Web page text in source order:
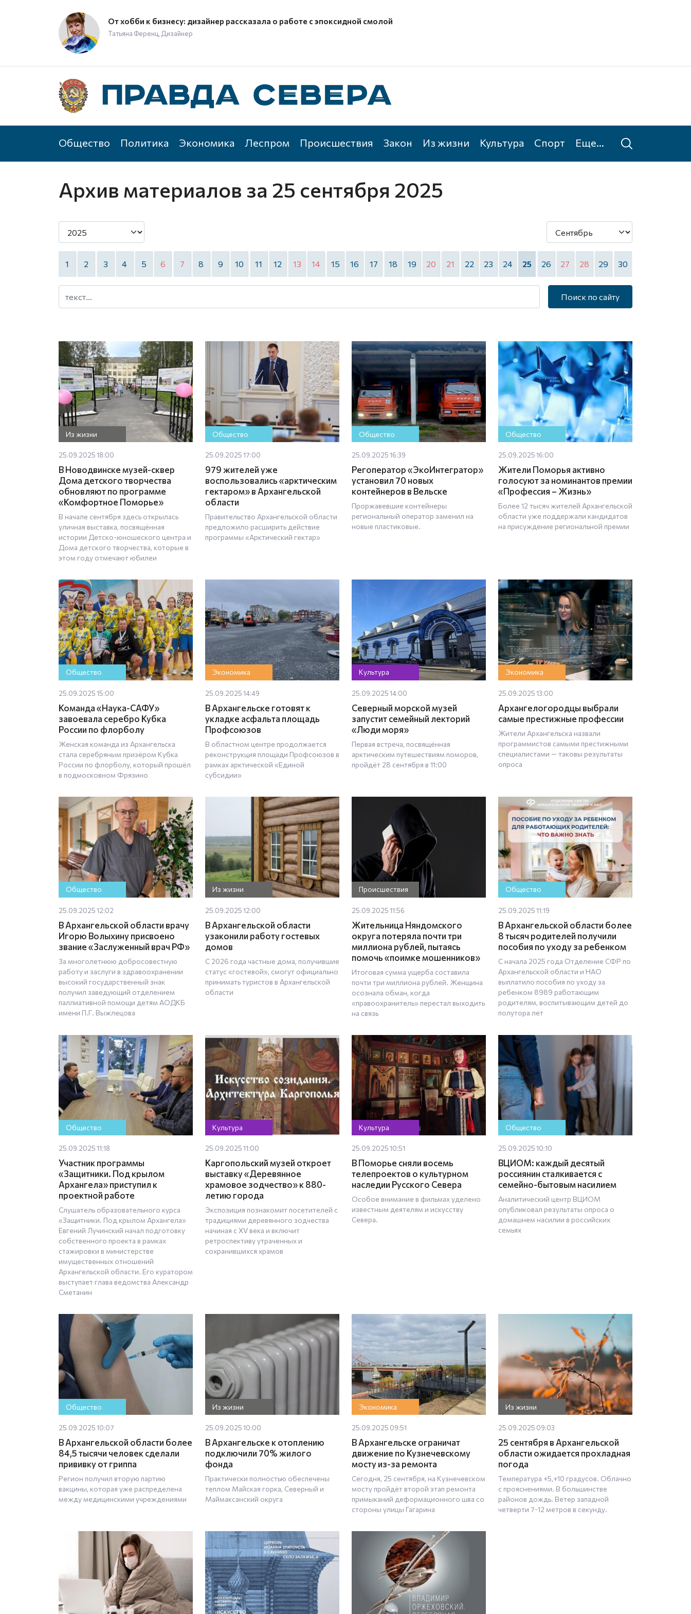
От хобби к бизнесу: дизайнер рассказала о работе с эпоксидной смолой
Татьяна Ференц, Дизайнер
Общество Политика Экономика Леспром Происшествия Закон Из жизни Культура Спорт Еще...
Архив материалов за 25 сентября 2025
1 2 3 4 5 6 7 8 9 10 11 12 13 14 15 16 17 18 19 20 21 22 23 24 25 26 27 28 29 30
Поиск по сайту
Из жизни
25.09.2025 18:00
В Новодвинске музей-сквер
Дома детского творчества
обновляют по программе
«Комфортное Поморье»
В начале сентября здесь открылась
уличная выставка, посвящённая
истории Детско-юношеского центра и
Дома детского творчества, которые в
этом году отмечают юбилеи
Общество
25.09.2025 17:00
979 жителей уже
воспользовались «арктическим
гектаром» в Архангельской
области
Правительство Архангельской области
предложило расширить действие
программы «Арктический гектар»
Общество
25.09.2025 16:39
Регоператор «ЭкоИнтегратор»
установил 70 новых
контейнеров в Вельске
Проржавевшие контейнеры
региональный оператор заменил на
новые пластиковые.
Общество
25.09.2025 16:00
Жители Поморья активно
голосуют за номинантов премии
«Профессия – Жизнь»
Более 12 тысяч жителей Архангельской
области уже поддержали кандидатов
на присуждение региональной премии
Общество
25.09.2025 15:00
Команда «Наука-САФУ»
завоевала серебро Кубка
России по флорболу
Женская команда из Архангельска
стала серебряным призёром Кубка
России по флорболу, который прошёл
в подмосковном Фрязино
Экономика
25.09.2025 14:49
В Архангельске готовят к
укладке асфальта площадь
Профсоюзов
В областном центре продолжается
реконструкция площади Профсоюзов в
рамках арктической «Единой
субсидии»
Культура
25.09.2025 14:00
Северный морской музей
запустит семейный лекторий
«Люди моря»
Первая встреча, посвящённая
арктическим путешествиям поморов,
пройдёт 28 сентября в 11:00
Экономика
25.09.2025 13:00
Архангелогородцы выбрали
самые престижные профессии
Жители Архангельска назвали
программистов самыми престижными
специалистами — таковы результаты
опроса
Общество
25.09.2025 12:02
В Архангельской области врачу
Игорю Волыхину присвоено
звание «Заслуженный врач РФ»
За многолетнюю добросовестную
работу и заслуги в здравоохранении
высокий государственный знак
получил заведующий отделением
паллиативной помощи детям АОДКБ
имени П.Г. Выжлецова
Из жизни
25.09.2025 12:00
В Архангельской области
узаконили работу гостевых
домов
С 2026 года частные дома, получившие
статус «гостевой», смогут официально
принимать туристов в Архангельской
области
Происшествия
25.09.2025 11:56
Жительница Няндомского
округа потеряла почти три
миллиона рублей, пытаясь
помочь «поимке мошенников»
Итоговая сумма ущерба составила
почти три миллиона рублей. Женщина
осознала обман, когда
«правоохранитель» перестал выходить
на связь
Общество
25.09.2025 11:19
В Архангельской области более
8 тысяч родителей получили
пособия по уходу за ребенком
С начала 2025 года Отделение СФР по
Архангельской области и НАО
выплатило пособия по уходу за
ребенком 8989 работающим
родителям, воспитывающим детей до
полутора лет
Общество
25.09.2025 11:18
Участник программы
«Защитники. Под крылом
Архангела» приступил к
проектной работе
Слушатель образовательного курса
«Защитники. Под крылом Архангела»
Евгений Лучинский начал подготовку
собственного проекта в рамках
стажировки в министерстве
имущественных отношений
Архангельской области. Его куратором
выступает глава ведомства Александр
Сметанин
Культура
25.09.2025 11:00
Каргопольский музей откроет
выставку «Деревянное
храмовое зодчество» к 880-
летию города
Экспозиция познакомит посетителей с
традициями деревянного зодчества
начиная с XV века и включит
ретроспективу утраченных и
сохранившихся храмов
Культура
25.09.2025 10:51
В Поморье сняли восемь
телепроектов о культурном
наследии Русского Севера
Особое внимание в фильмах уделено
известным деятелям и искусству
Севера.
Общество
25.09.2025 10:10
ВЦИОМ: каждый десятый
россиянин сталкивается с
семейно-бытовым насилием
Аналитический центр ВЦИОМ
опубликовал результаты опроса о
домашнем насилии в российских
семьях
Общество
25.09.2025 10:07
В Архангельской области более
84,5 тысячи человек сделали
прививку от гриппа
Регион получил вторую партию
вакцины, которая уже распределена
между медицинскими учреждениями
Из жизни
25.09.2025 10:00
В Архангельске к отоплению
подключили 70% жилого
фонда
Практически полностью обеспечены
теплом Майская горка, Северный и
Маймаксанский округа
Экономика
25.09.2025 09:51
В Архангельске ограничат
движение по Кузнечевскому
мосту из-за ремонта
Сегодня, 25 сентября, на Кузнечевском
мосту пройдёт второй этап ремонта
примыканий деформационного шва со
стороны улицы Гагарина
Из жизни
25.09.2025 09:03
25 сентября в Архангельской
области ожидается прохладная
погода
Температура +5,+10 градусов. Облачно
с прояснениями. В большинстве
районов дождь. Ветер западной
четверти 7-12 метров в секунду.